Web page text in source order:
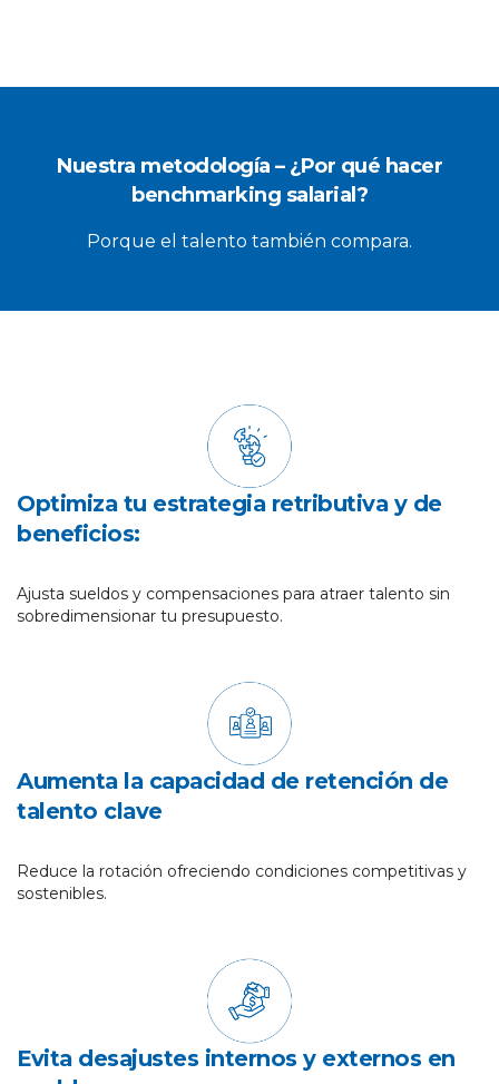
Nuestra metodología – ¿Por qué hacer
benchmarking salarial?
Porque el talento también compara.
Optimiza tu estrategia retributiva y de
beneficios:
Ajusta sueldos y compensaciones para atraer talento sin
sobredimensionar tu presupuesto.
Aumenta la capacidad de retención de
talento clave
Reduce la rotación ofreciendo condiciones competitivas y
sostenibles.
Evita desajustes internos y externos en